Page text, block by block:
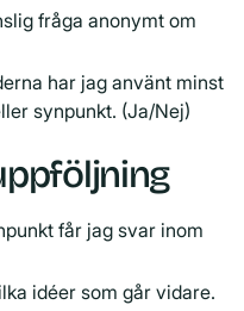
fråga anonymt om
har jag använt minst
synpunkt. (Ja/Nej)
får jag svar inom
idéer som går vidare.